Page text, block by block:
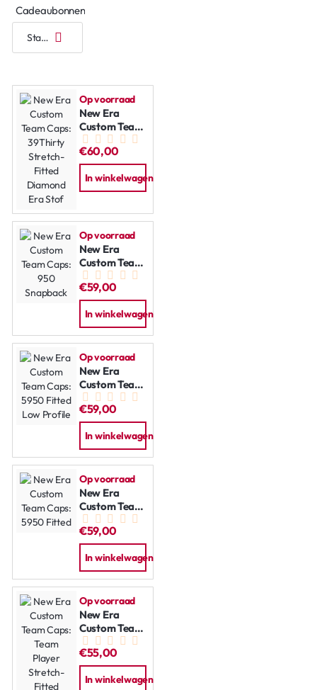
Cadeaubonnen
Op voorraad
New Era
Custom Team
Caps:
39Thirty
Stretch-
Fitted
Diamond Era
€60,00
In winkelwagen
Op voorraad
New Era
Custom Team
Caps: 950
Snapback
€59,00
In winkelwagen
Op voorraad
New Era
Custom Team
Caps: 5950
Fitted Low
Profile
€59,00
In winkelwagen
Op voorraad
New Era
Custom Team
Caps: 5950
Fitted
€59,00
In winkelwagen
Op voorraad
New Era
Custom Team
Caps: Team
Player
Stretch-
Fitted
€55,00
In winkelwagen